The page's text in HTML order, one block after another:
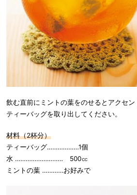
飲む直前にミントの葉をのせるとアクセ
ティーバッグを取り出してください。
材料（2杯分）
ティーバッグ………………1個
水 ……………………… 500㏄
ミントの葉 …………お好みで